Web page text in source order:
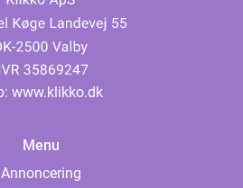
www.klikko.dk
Menu
Annoncering